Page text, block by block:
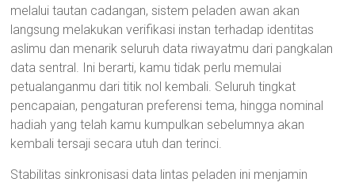
melalui tautan cadangan, sistem peladen awan akan
langsung melakukan verifikasi instan terhadap identitas
aslimu dan menarik seluruh data riwayatmu dari pangkalan
data sentral. Ini berarti, kamu tidak perlu memulai
petualanganmu dari titik nol kembali. Seluruh tingkat
pencapaian, pengaturan preferensi tema, hingga nominal
hadiah yang telah kamu kumpulkan sebelumnya akan
kembali tersaji secara utuh dan terinci.
Stabilitas sinkronisasi data lintas peladen ini menjamin